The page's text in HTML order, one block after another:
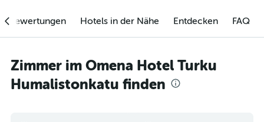
Hotels in der Nähe Entdecken FAQ
Zimmer im Omena Hotel Turku
Humalistonkatu finden